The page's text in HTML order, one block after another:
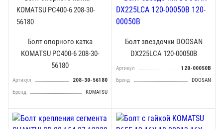
Болт опорного катка
KOMATSU PC400-6 208-30-
56180
Артикул
208-30-56180
Бренд
KOMATSU
Болт звездочки DOOSAN
DX225LCA 120-00050B
Артикул
120-00050B
Бренд
DOOSAN